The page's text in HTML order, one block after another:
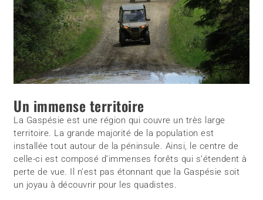
Un immense territoire
La Gaspésie est une région qui couvre un très large
territoire. La grande majorité de la population est
installée tout autour de la péninsule. Ainsi, le centre de
celle-ci est composé d’immenses forêts qui s’étendent à
perte de vue. Il n’est pas étonnant que la Gaspésie soit
un joyau à découvrir pour les quadistes.